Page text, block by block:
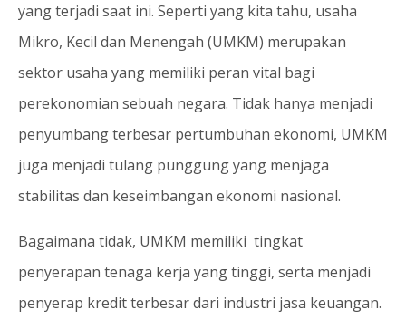
yang terjadi saat ini. Seperti yang kita tahu, usaha
Mikro, Kecil dan Menengah (UMKM) merupakan
sektor usaha yang memiliki peran vital bagi
perekonomian sebuah negara. Tidak hanya menjadi
penyumbang terbesar pertumbuhan ekonomi, UMKM
juga menjadi tulang punggung yang menjaga
stabilitas dan keseimbangan ekonomi nasional.
Bagaimana tidak, UMKM memiliki tingkat
penyerapan tenaga kerja yang tinggi, serta menjadi
penyerap kredit terbesar dari industri jasa keuangan.